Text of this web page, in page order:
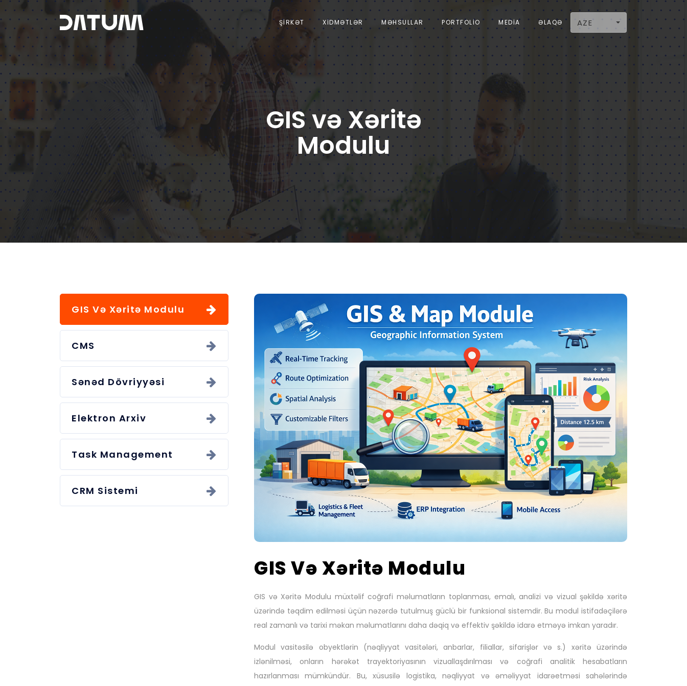
ŞIRKƏT XIDMƏTLƏR MƏHSULLAR PORTFOLIO MEDIA ƏLAQƏ AZE
GIS və Xəritə
Modulu
GIS Və Xəritə Modulu
GIS və Xəritə Modulu müxtəlif coğrafi məlumatların toplanması, emalı, analizi və vizual şəkildə xəritə
üzərində təqdim edilməsi üçün nəzərdə tutulmuş güclü bir funksional sistemdir. Bu modul istifadəçilərə
real zamanlı və tarixi məkan məlumatlarını daha dəqiq və effektiv şəkildə idarə etməyə imkan yaradır.
Modul vasitəsilə obyektlərin (nəqliyyat vasitələri, anbarlar, filiallar, sifarişlər və s.) xəritə üzərində
izlənilməsi, onların hərəkət trayektoriyasının vizuallaşdırılması və coğrafi analitik hesabatların
hazırlanması mümkündür. Bu, xüsusilə logistika, nəqliyyat və əməliyyat idarəetməsi sahələrində
GIS Və Xəritə Modulu
CMS
Sənəd Dövriyyəsi
Elektron Arxiv
Task Management
CRM Sistemi